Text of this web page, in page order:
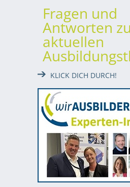
Fragen und
Antworten zu
aktuellen
KLICK DICH DURCH!